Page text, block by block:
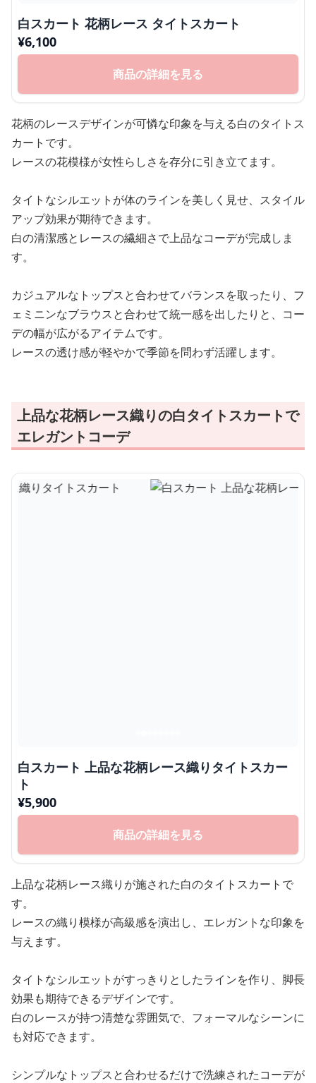
白スカート 花柄レース タイトスカート
¥6,100
商品の詳細を見る
花柄のレースデザインが可憐な印象を与える白のタイトス
カートです。
レースの花模様が女性らしさを存分に引き立てます。
タイトなシルエットが体のラインを美しく見せ、スタイル
アップ効果が期待できます。
白の清潔感とレースの繊細さで上品なコーデが完成しま
す。
カジュアルなトップスと合わせてバランスを取ったり、フ
ェミニンなブラウスと合わせて統一感を出したりと、コー
デの幅が広がるアイテムです。
レースの透け感が軽やかで季節を問わず活躍します。
上品な花柄レース織りの白タイトスカートで
エレガントコーデ
白スカート 上品な花柄レース織りタイトスカー
ト
¥5,900
商品の詳細を見る
上品な花柄レース織りが施された白のタイトスカートで
す。
レースの織り模様が高級感を演出し、エレガントな印象を
与えます。
タイトなシルエットがすっきりとしたラインを作り、脚長
効果も期待できるデザインです。
白のレースが持つ清楚な雰囲気で、フォーマルなシーンに
も対応できます。
シンプルなトップスと合わせるだけで洗練されたコーデが